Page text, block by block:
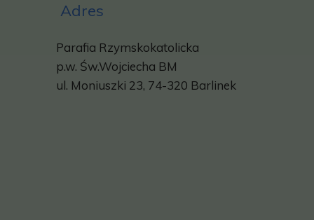
Adres
Parafia Rzymskokatolicka
p.w. Św.Wojciecha BM
ul. Moniuszki 23, 74-320 Barlinek